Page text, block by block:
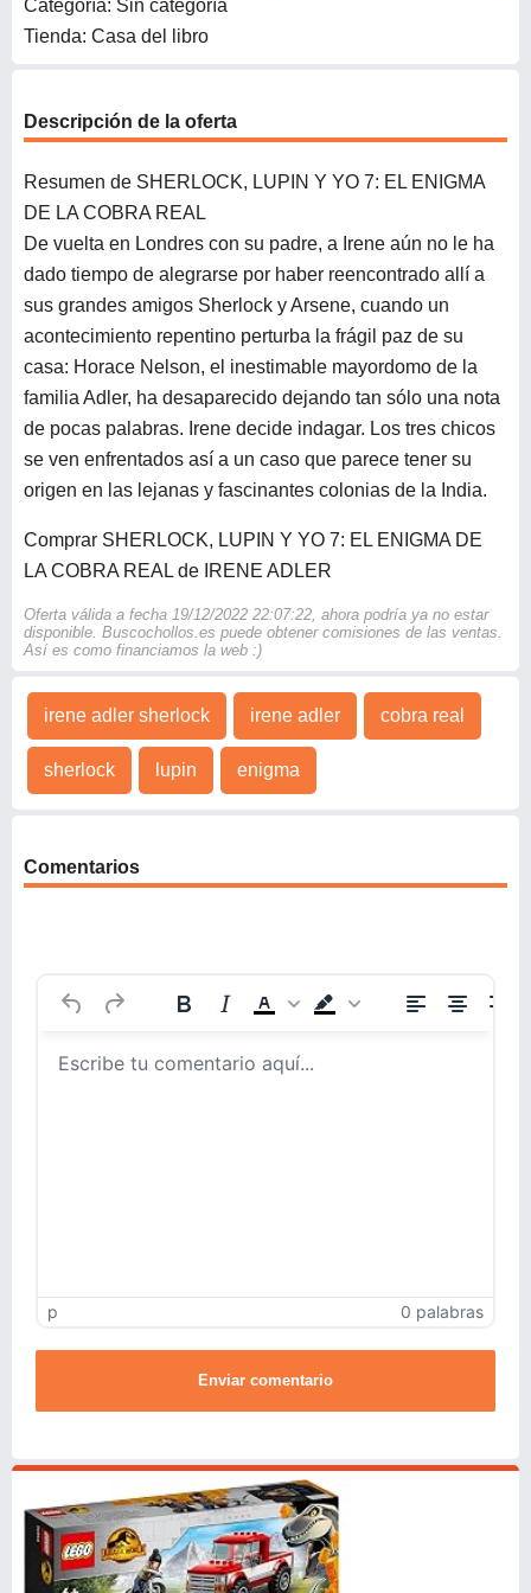
Categoría: Sin categoría
Tienda: Casa del libro
Descripción de la oferta
Resumen de SHERLOCK, LUPIN Y YO 7: EL ENIGMA
DE LA COBRA REAL
De vuelta en Londres con su padre, a Irene aún no le ha
dado tiempo de alegrarse por haber reencontrado allí a
sus grandes amigos Sherlock y Arsene, cuando un
acontecimiento repentino perturba la frágil paz de su
casa: Horace Nelson, el inestimable mayordomo de la
familia Adler, ha desaparecido dejando tan sólo una nota
de pocas palabras. Irene decide indagar. Los tres chicos
se ven enfrentados así a un caso que parece tener su
origen en las lejanas y fascinantes colonias de la India.
Comprar SHERLOCK, LUPIN Y YO 7: EL ENIGMA DE
LA COBRA REAL de IRENE ADLER
Oferta válida a fecha 19/12/2022 22:07:22, ahora podría ya no estar
disponible. Buscochollos.es puede obtener comisiones de las ventas.
Así es como financiamos la web :)
irene adler sherlock irene adler cobra real
sherlock lupin enigma
Comentarios
p 0 palabras
Enviar comentario